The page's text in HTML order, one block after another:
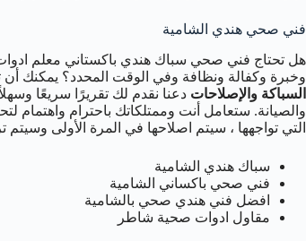
فني صحي هندي الشامية
هل تحتاج فني صحي سباك هندي باكستاني معلم
وخبرة وكفالة ونظافة وفي الوقت المحدد؟ يمكنك أن
السباكة والإصلاحات دعنا نقدم لك تقريرًا سريعًا
والصيانة. ستعامل أنت وممتلكاتك باحترام
التي تواجهها ، سيتم اصلاحها في المرة الأولى وسيتم
سباك هندي الشامية
فني صحي باكساني الشامية
افضل فني هندي صحي بالشامية
مقاول ادوات صحية شاطر